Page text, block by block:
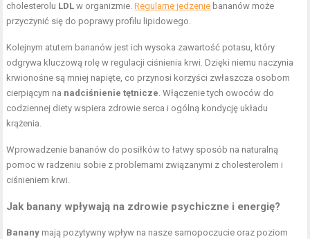
cholesterolu LDL w organizmie.Regularne jedzenie bananów może
przyczynić się do poprawy profilu lipidowego.
Kolejnym atutem bananów jest ich wysoka zawartość potasu, który
odgrywa kluczową rolę w regulacji ciśnienia krwi. Dzięki niemu naczynia
krwionośne są mniej napięte, co przynosi korzyści zwłaszcza osobom
cierpiącym na nadciśnienie tętnicze. Włączenie tych owoców do
codziennej diety wspiera zdrowie serca i ogólną kondycję układu
krążenia.
Wprowadzenie bananów do posiłków to łatwy sposób na naturalną
pomoc w radzeniu sobie z problemami związanymi z cholesterolem i
ciśnieniem krwi.
Jak banany wpływają na zdrowie psychiczne i energię?
Banany mają pozytywny wpływ na nasze samopoczucie oraz poziom